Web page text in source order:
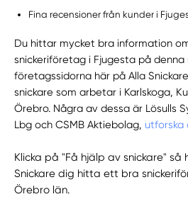
Fina recensioner från kunder i
Du hittar mycket bra information
snickeriföretag i Fjugesta på
företagssidorna här på Alla
snickare som arbetar i Karlskoga,
Örebro. Några av dessa är Lösulls
Lbg och CSMB Aktiebolag,utforska
Klicka på "Få hjälp av snickare" så
Snickare dig hitta ett bra
Örebro län.